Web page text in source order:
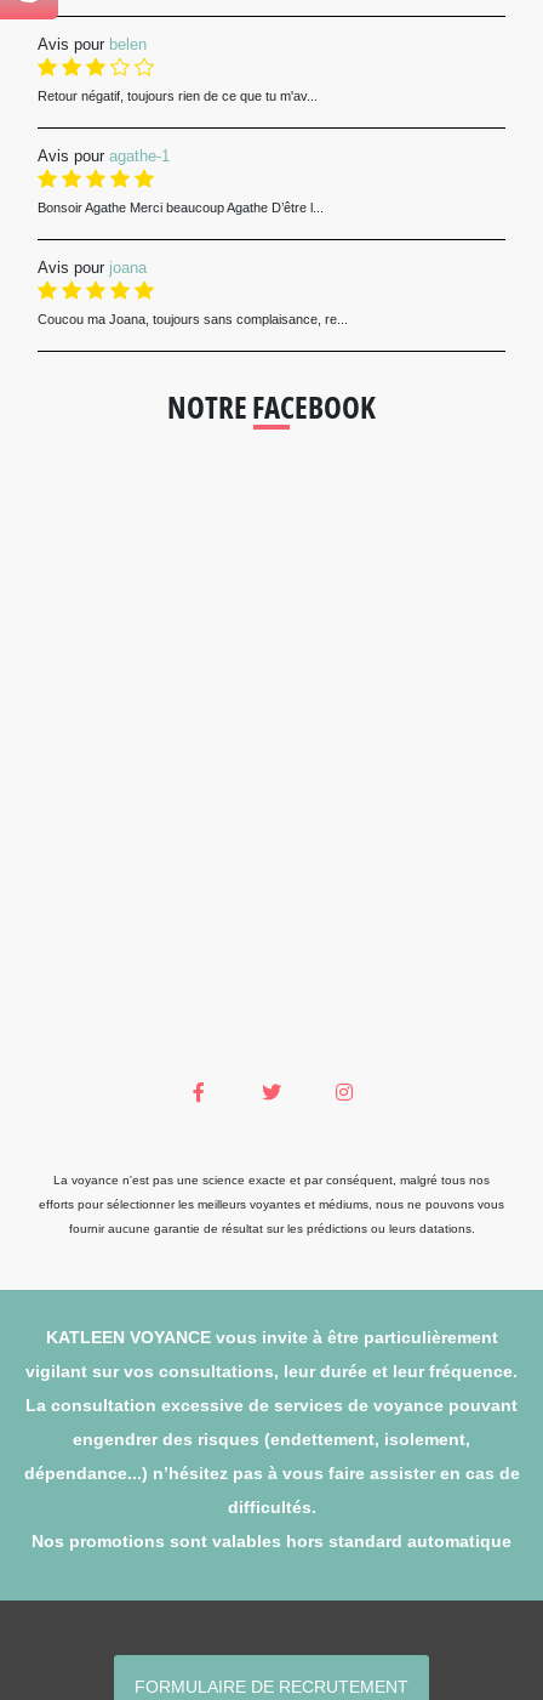
Avis pour belen
Retour négatif, toujours rien de ce que tu m'av...
Avis pour agathe-1
Bonsoir Agathe Merci beaucoup Agathe D’être l...
Avis pour joana
Coucou ma Joana, toujours sans complaisance, re...
NOTRE FACEBOOK
La voyance n'est pas une science exacte et par conséquent, malgré tous nos
efforts pour sélectionner les meilleurs voyantes et médiums, nous ne pouvons vous
fournir aucune garantie de résultat sur les prédictions ou leurs datations.
KATLEEN VOYANCE vous invite à être particulièrement
vigilant sur vos consultations, leur durée et leur fréquence.
La consultation excessive de services de voyance pouvant
engendrer des risques (endettement, isolement,
dépendance...) n’hésitez pas à vous faire assister en cas de
difficultés.
Nos promotions sont valables hors standard automatique
FORMULAIRE DE RECRUTEMENT